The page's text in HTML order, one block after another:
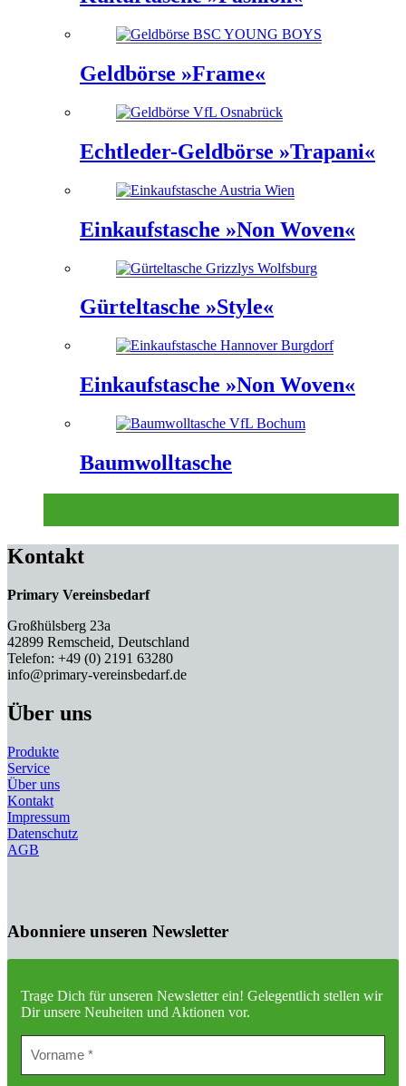
Geldbörse »Frame«
Echtleder-Geldbörse »Trapani«
Einkaufstasche »Non Woven«
Gürteltasche »Style«
Einkaufstasche »Non Woven«
Baumwolltasche
Kontakt
Primary Vereinsbedarf
Großhülsberg 23a
42899 Remscheid, Deutschland
Telefon: +49 (0) 2191 63280
info@primary-vereinsbedarf.de
Über uns
Produkte
Service
Über uns
Kontakt
Impressum
Datenschutz
AGB
Abonniere unseren Newsletter
Trage Dich für unseren Newsletter ein! Gelegentlich stellen wir
Dir unsere Neuheiten und Aktionen vor.